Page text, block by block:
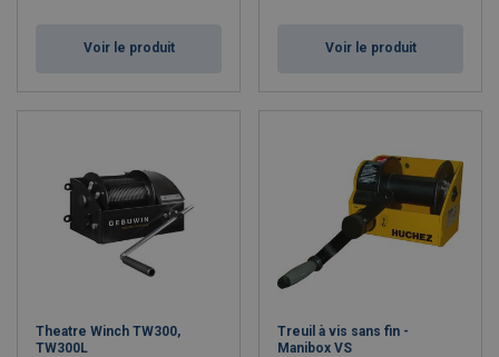
Voir le produit Voir le produit
Theatre Winch TW300,
TW300L
Treuil à vis sans fin -
Manibox VS